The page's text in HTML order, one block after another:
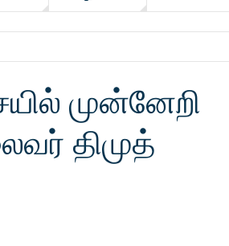
முன்னேறி
திமுத்